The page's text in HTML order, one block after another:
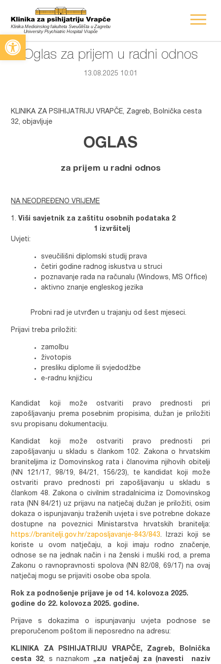
Open toolbar
Oglas za prijem u radni odnos
13.08.2025 10:01
KLINIKA ZA PSIHIJATRIJU VRAPČE, Zagreb, Bolnička cesta
32, objavljuje
OGLAS
za prijem u radni odnos
NA NEODREĐENO VRIJEME
Viši savjetnik za zaštitu osobnih podataka 2
1 izvršitelj
Uvjeti:
sveučilišni diplomski studij prava
četiri godine radnog iskustva u struci
poznavanje rada na računalu (Windows, MS Office)
aktivno znanje engleskog jezika
Probni rad je utvrđen u trajanju od šest mjeseci.
Prijavi treba priložiti:
zamolbu
životopis
presliku diplome ili svjedodžbe
e-radnu knjižicu
Kandidat koji može ostvariti pravo prednosti pri
zapošljavanju prema posebnim propisima, dužan je priložiti
svu propisanu dokumentaciju.
Kandidat koji može ostvariti pravo prednosti pri
zapošljavanju u skladu s člankom 102. Zakona o hrvatskim
braniteljima iz Domovinskog rata i članovima njihovih obitelji
(NN 121/17, 98/19, 84/21, 156/23), te kandidat koji može
ostvariti pravo prednosti pri zapošljavanju u skladu s
člankom 48. Zakona o civilnim stradalnicima iz Domovinskog
rata (NN 84/21) uz prijavu na natječaj dužan je priložiti, osim
dokaza o ispunjavanju traženih uvjeta i sve potrebne dokaze
dostupne na poveznici Ministarstva hrvatskih branitelja:
https://branitelji.gov.hr/zaposljavanje-843/843. Izrazi koji se
koriste u ovom natječaju, a koji imaju rodno značenje,
odnose se na jednak način i na ženski i muški rod, a prema
Zakonu o ravnopravnosti spolova (NN 82/08, 69/17) na ovaj
natječaj mogu se prijaviti osobe oba spola.
Rok za podnošenje prijave je od 14. kolovoza 2025.
godine do 22. kolovoza 2025. godine.
Prijave s dokazima o ispunjavanju uvjeta podnose se
preporučenom poštom ili neposredno na adresu:
KLINIKA ZA PSIHIJATRIJU VRAPČE, Zagreb, Bolnička
cesta 32, s naznakom
„za natječaj za (navesti naziv